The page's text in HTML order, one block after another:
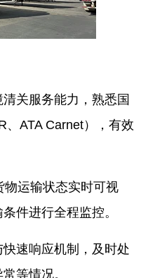
关服务能力，熟悉国
、ATA Carnet），有效
物运输状态实时可视
件进行全程监控。
速响应机制，及时处
等情况。